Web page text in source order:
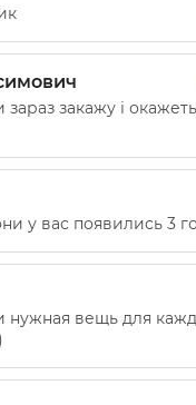
зараз закажу і
у вас появились 3
нужная вещь для